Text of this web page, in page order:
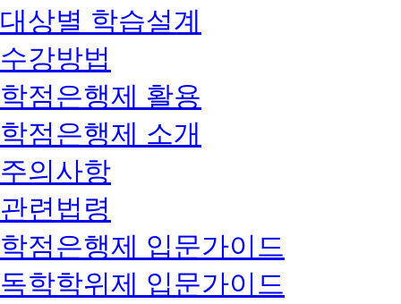
대상별 학습설계
수강방법
학점은행제 활용
학점은행제 소개
주의사항
관련법령
학점은행제 입문가이드
독학학위제 입문가이드